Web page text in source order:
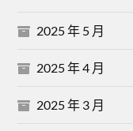
2025 年 5 月
2025 年 4 月
2025 年 3 月